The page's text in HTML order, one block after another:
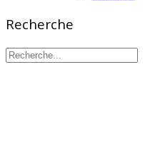
Recherche